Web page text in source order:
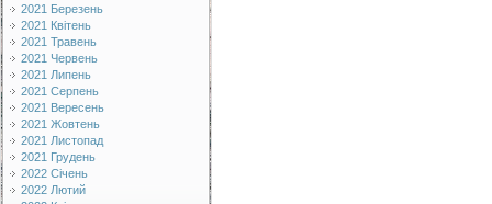
2021 Березень
2021 Квітень
2021 Травень
2021 Червень
2021 Липень
2021 Серпень
2021 Вересень
2021 Жовтень
2021 Листопад
2021 Грудень
2022 Січень
2022 Лютий